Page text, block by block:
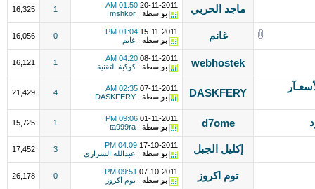
ماجد الحربي 20-11-2011
01:50 AM
بواسطة : mshkor
1
16,325
غانم 15-11-2011
01:04 PM
بواسطة : غانم 0
16,056
webhostek
08-11-2011
04:20 AM
بواسطة :كوكبة التقنية 1
16,121
DASKFERY
07-11-2011
02:35 AM
بواسطة : DASKFERY
4
21,429
d7ome
01-11-2011
09:06 PM
بواسطة : ta999ra
1
15,725
إكليل الجبل 17-10-2011
04:09 PM
بواسطة : عبدالله الشراري 3
17,452
توم اكروز 07-10-2011
09:51 PM
بواسطة : توم اكروز 0
26,178